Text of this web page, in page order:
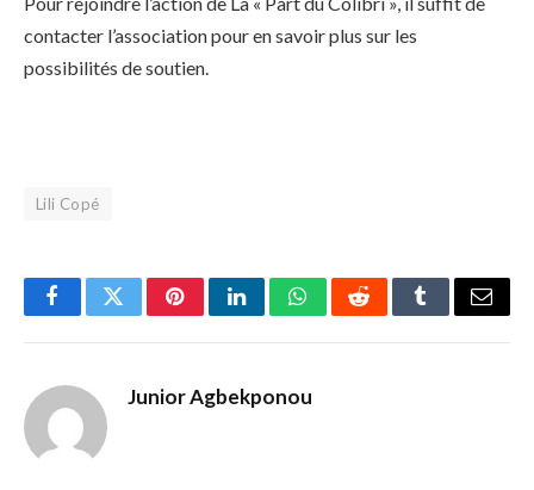
contacter l’association pour en savoir plus sur les
possibilités de soutien.
Lili Copé
FacebookTwitterPinterestLinkedInWhatsAppRedditTumblrEmail
Junior Agbekponou